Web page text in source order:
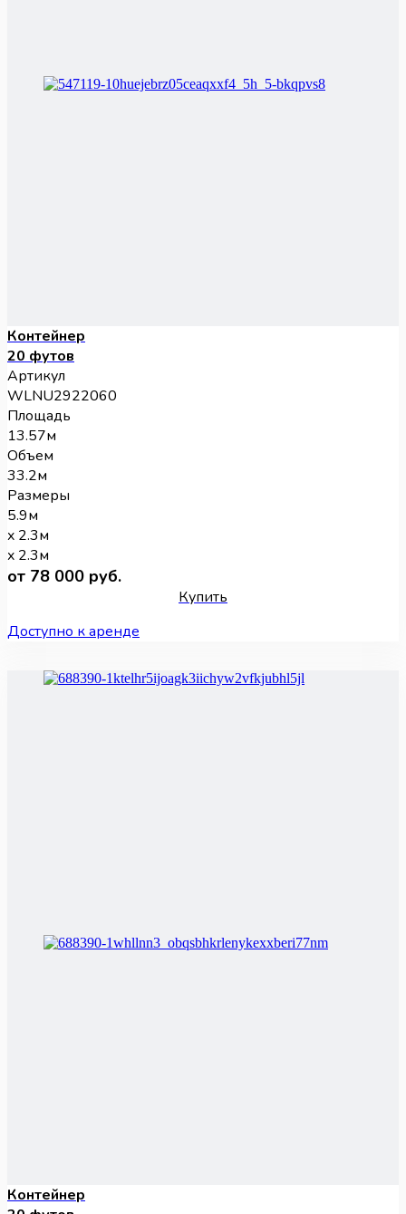
Контейнер
20 футов
Артикул
WLNU2922060
Площадь
13.57м
Объем
33.2м
Размеры
5.9м
x 2.3м
x 2.3м
от 78 000 руб.
Купить
Доступно к аренде
Контейнер